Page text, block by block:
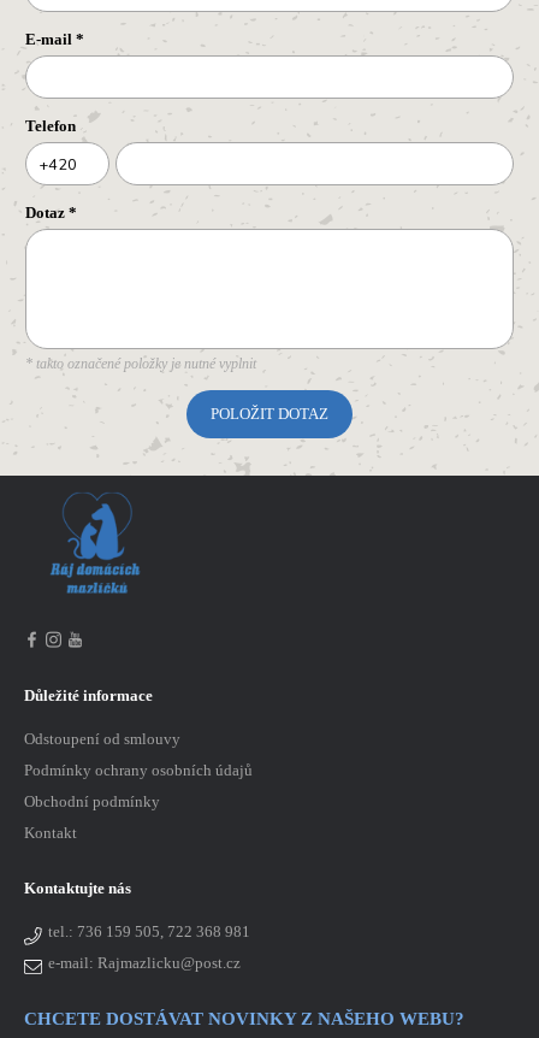
E-mail *
Telefon
+420
Dotaz *
* takto označené položky je nutné vyplnit
Důležité informace
Odstoupení od smlouvy
Podmínky ochrany osobních údajů
Obchodní podmínky
Kontakt
Kontaktujte nás
tel.: 736 159 505, 722 368 981
e-mail: Rajmazlicku@post.cz
CHCETE DOSTÁVAT NOVINKY Z NAŠEHO WEBU?